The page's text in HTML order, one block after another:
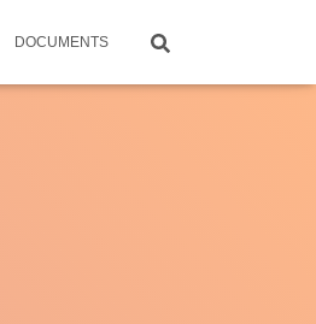
DOCUMENTS